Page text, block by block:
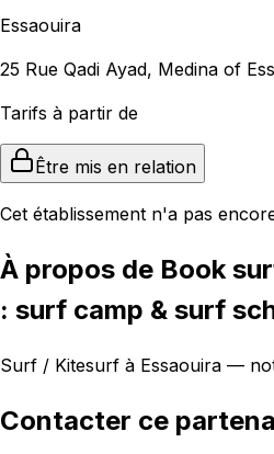
Essaouira
25 Rue Qadi Ayad, Medina of
Tarifs à partir de
Être mis en relation
Cet établissement n'a pas
À propos de Book
: surf camp & surf
Surf / Kitesurf à Essaouira —
Contacter ce